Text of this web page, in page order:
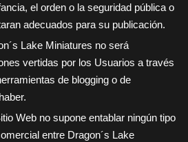
el orden o la seguridad pública o
adecuados para su publicación.
Lake Miniatures no será
vertidas por los Usuarios a través
de blogging o de
Web no supone entablar ningún tipo
entre Dragon´s Lake